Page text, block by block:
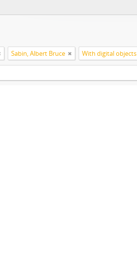
Sabin, Albert Bruce With digital objects